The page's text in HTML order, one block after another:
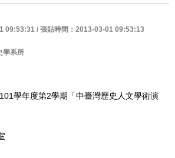
09:53:31 / 張貼時間：2013-03-01 09:53:13
學系所
學年度第2學期「中臺灣歷史人文學術演